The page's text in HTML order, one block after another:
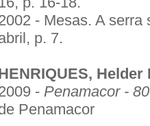
- Mesas. A
p. 7.
- Penamacor -
Penamacor